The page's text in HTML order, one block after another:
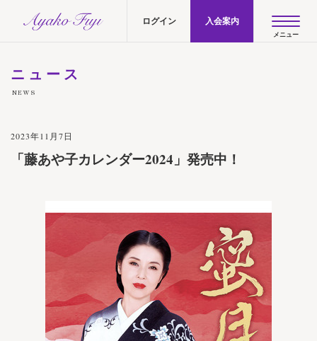
ログイン 入会案内
ニュース
NEWS
2023年11月7日
「藤あや子カレンダー2024」発売中！